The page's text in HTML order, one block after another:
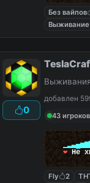
Без вайпов
Выживание
0
добавлен
43
❤Не
Fly 2